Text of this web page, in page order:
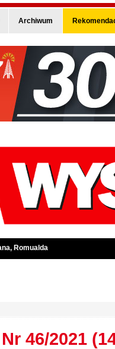
Archiwum
Romualda
46/2021